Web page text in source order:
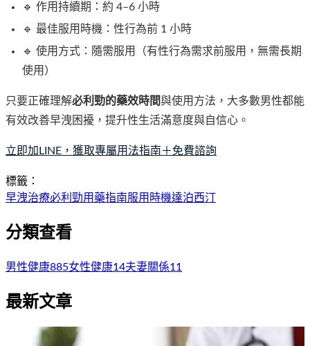
🔹 作用持續期：約 4–6 小時
🔹 最佳服用時機：性行為前 1 小時
🔹 使用方式：隨需服用（有性行為需求前服用，無需長期
使用）
只要正確理解必利勁的藥效時間與使用方法，大多數男性都能
有效改善早洩困擾，提升性生活滿意度與自信心。
立即加LINE，獲取專屬用法指南＋免費諮詢
標籤：
早洩治療必利勁用藥指南服用時機達泊西汀
分類查看
男性健康885女性健康14夫妻關係11
最新文章